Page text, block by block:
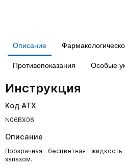
Описание
Противопоказания Особые
Инструкция
Код АТХ
N06BX06
Описание
Прозрачная бесцветная
запахом.